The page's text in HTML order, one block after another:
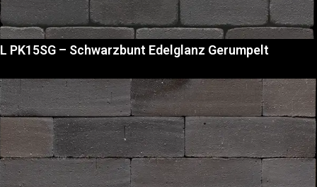
L PK15SG – Schwarzbunt Edelglanz Gerumpelt